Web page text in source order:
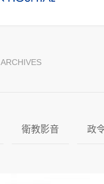
ARCHIVES
衛教影音 政